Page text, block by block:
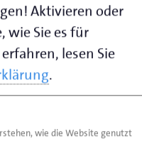
Flensburg
1-5
(.vcf)
Aktivieren oder
wie Sie es für
lesen Sie
.
wie die Website genutzt